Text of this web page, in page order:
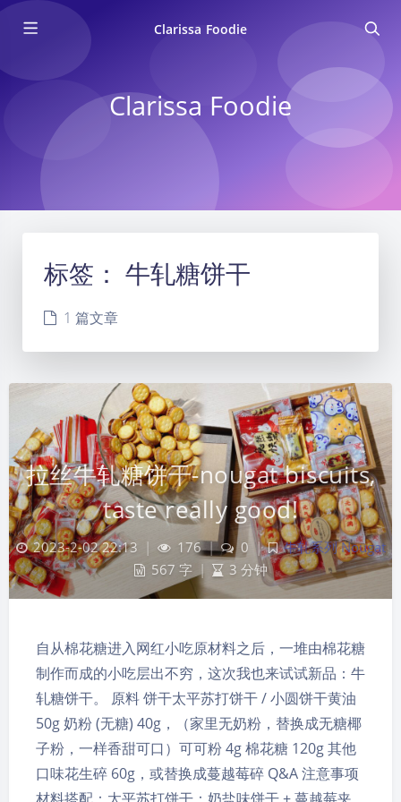
Clarissa Foodie
Clarissa Foodie
夜间模式
标签： 牛轧糖饼干
1 篇文章
拉丝牛轧糖饼干-nougat biscuits,
taste really good!
2023-2-02 22:13 | 176 | 0 |
牛轧系列 Nougat
567 字
| 3 分钟
自从棉花糖进入网红小吃原材料之后，一堆由棉花糖
制作而成的小吃层出不穷，这次我也来试试新品：牛
轧糖饼干。 原料 饼干太平苏打饼干 / 小圆饼干黄油
50g 奶粉 (无糖) 40g，（家里无奶粉，替换成无糖椰
子粉，一样香甜可口）可可粉 4g 棉花糖 120g 其他
口味花生碎 60g，或替换成蔓越莓碎 Q&A 注意事项